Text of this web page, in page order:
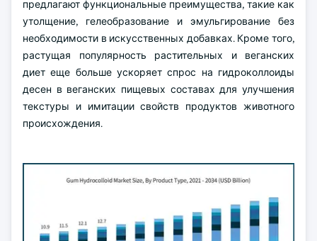
предлагают функциональные преимущества, такие как
утолщение, гелеобразование и эмульгирование без
необходимости в искусственных добавках. Кроме того,
растущая популярность растительных и веганских
диет еще больше ускоряет спрос на гидроколлоиды
десен в веганских пищевых составах для улучшения
текстуры и имитации свойств продуктов животного
происхождения.